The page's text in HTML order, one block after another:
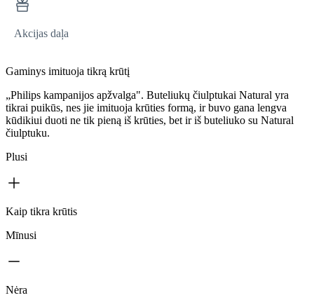
Akcijas daļa
Gaminys imituoja tikrą krūtį
„Philips kampanijos apžvalga". Buteliukų čiulptukai Natural yra
tikrai puikūs, nes jie imituoja krūties formą, ir buvo gana lengva
kūdikiui duoti ne tik pieną iš krūties, bet ir iš buteliuko su Natural
čiulptuku.
Plusi
Kaip tikra krūtis
Mīnusi
Nėra